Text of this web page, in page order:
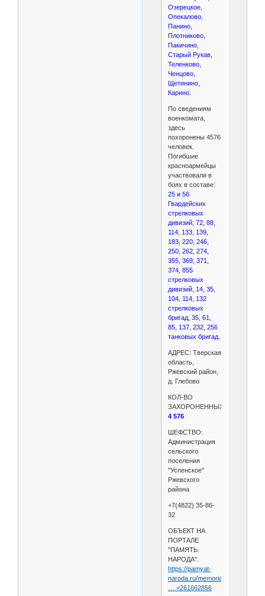
Озерецкое,
Опекалово,
Панино,
Плотниково,
Пакичино,
Старый Рукав,
Теленково,
Ченцово,
Щетинино,
Карино.
По сведениям
военкомата,
здесь
похоронены 4576
человек.
Погибшие
красноармейцы
участвовали в
боях в составе:
25 и 56
Гвардейских
стрелковых
дивизий; 72, 88,
114, 133, 139,
183, 220, 246,
250, 262, 274,
355, 369, 371,
374, 855
стрелковых
дивизий, 14, 35,
104, 114, 132
стрелковых
бригад, 35, 61,
85, 137, 232, 256
танковых бригад.
АДРЕС: Тверская
область,
Ржевский район,
д. Глебово
КОЛ-ВО
ЗАХОРОНЕННЫХ:
4 576
ШЕФСТВО:
Администрация
сельского
поселения
"Успенское"
Ржевского
района
+7(4822) 35-86-
32
ОБЪЕКТ НА
ПОРТАЛЕ
"ПАМЯТЬ
НАРОДА".
https://pamyat-
naroda.ru/memorial/buria
… =261662856